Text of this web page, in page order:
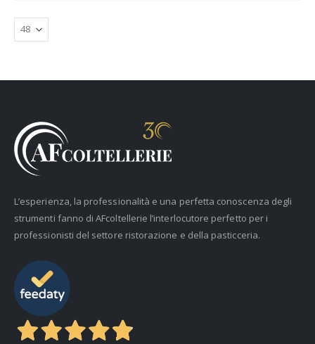
L’esperienza, la professionalità e una perfetta conoscenza degli
strumenti fanno di AFcoltellerie l’interlocutore perfetto per i
professionisti del settore ristorazione e della pasticceria.